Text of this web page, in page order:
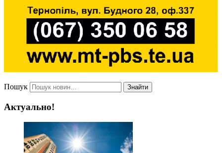
Пошук Знайти
Актуально!